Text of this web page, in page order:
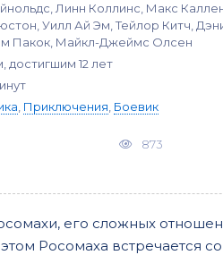
Линн Коллинс, Макс
Уилл Ай Эм, Тейлор Китч,
Пакок, Майкл-Джеймс Олсен
достигшим 12 лет
Приключения Боевик
873
его сложных
Росомаха встречается